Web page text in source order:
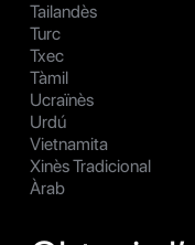
Tailandès
Turc
Txec
Tàmil
Ucraïnès
Urdú
Vietnamita
Xinès Tradicional
Àrab